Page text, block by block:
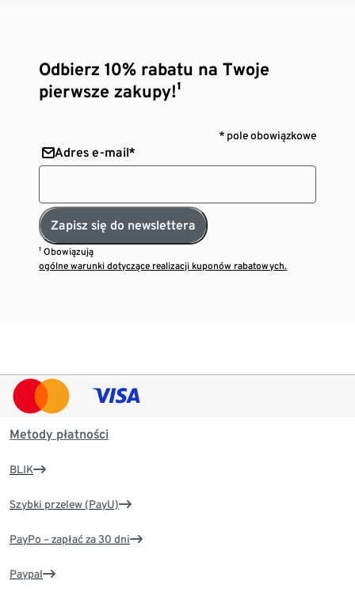
Odbierz 10% rabatu na Twoje
pierwsze zakupy!¹
* pole obowiązkowe
Adres e-mail*
Zapisz się do newslettera
¹ Obowiązują
ogólne warunki dotyczące realizacji kuponów rabatowych.
Metody płatności
BLIK
Szybki przelew (PayU)
PayPo – zapłać za 30 dni
Paypal